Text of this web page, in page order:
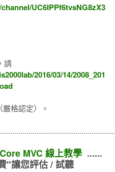
UC6IPPf6tvsNG8zX3
請
2016/03/14/2008_201
嚴格認定）。
MVC 線上教學......
"讓您評估 / 試聽